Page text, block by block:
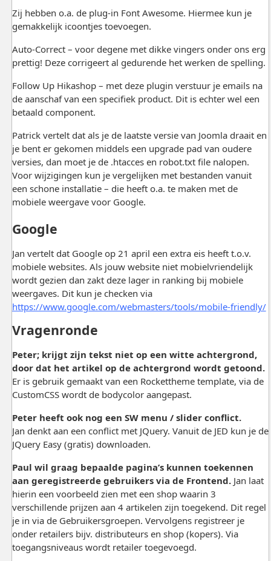
Zij hebben o.a. de plug-in Font Awesome. Hiermee kun je
gemakkelijk icoontjes toevoegen.
Auto-Correct – voor degene met dikke vingers onder ons erg
prettig! Deze corrigeert al gedurende het werken de spelling.
Follow Up Hikashop – met deze plugin verstuur je emails na
de aanschaf van een specifiek product. Dit is echter wel een
betaald component.
Patrick vertelt dat als je de laatste versie van Joomla draait en
je bent er gekomen middels een upgrade pad van oudere
versies, dan moet je de .htacces en robot.txt file nalopen.
Voor wijzigingen kun je vergelijken met bestanden vanuit
een schone installatie – die heeft o.a. te maken met de
mobiele weergave voor Google.
Google
Jan vertelt dat Google op 21 april een extra eis heeft t.o.v.
mobiele websites. Als jouw website niet mobielvriendelijk
wordt gezien dan zakt deze lager in ranking bij mobiele
weergaves. Dit kun je checken via
https://www.google.com/webmasters/tools/mobile-friendly/
Vragenronde
Peter; krijgt zijn tekst niet op een witte achtergrond,
door dat het artikel op de achtergrond wordt getoond.
Er is gebruik gemaakt van een Rockettheme template, via de
CustomCSS wordt de bodycolor aangepast.
Peter heeft ook nog een SW menu / slider conflict.
Jan denkt aan een conflict met JQuery. Vanuit de JED kun je de
JQuery Easy (gratis) downloaden.
Paul wil graag bepaalde pagina’s kunnen toekennen
aan geregistreerde gebruikers via de Frontend.Jan laat
hierin een voorbeeld zien met een shop waarin 3
verschillende prijzen aan 4 artikelen zijn toegekend. Dit regel
je in via de Gebruikersgroepen. Vervolgens registreer je
onder retailers bijv. distributeurs en shop (kopers). Via
toegangsniveaus wordt retailer toegevoegd.